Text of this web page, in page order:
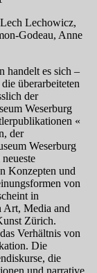
Lechowicz,
Godeau, Anne
handelt es sich –
überarbeiteten
der
Weserburg
«
der
Weserburg
Konzepten und
von
in
Art, Media and
Zürich.
Verhältnis von
Die
die
und narrative